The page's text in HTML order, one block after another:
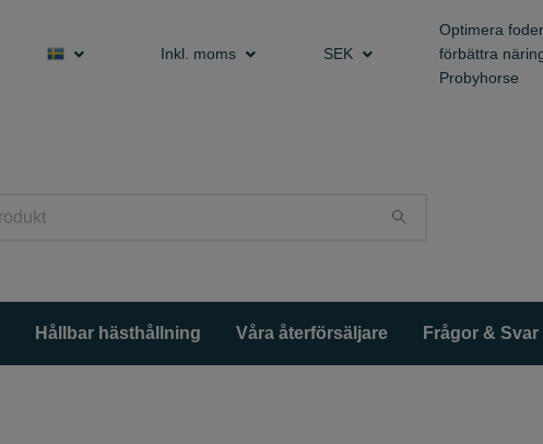
Inkl. moms SEK
Optimera
förbättra
Probyhorse
Hållbar hästhållning Våra återförsäljare Frågor & Svar